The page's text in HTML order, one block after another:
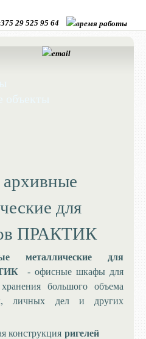
29 525 95 64
для
ПРАКТИК
металлические для
- офисные шкафы для
большого объема
личных дел и других
конструкция ригелей